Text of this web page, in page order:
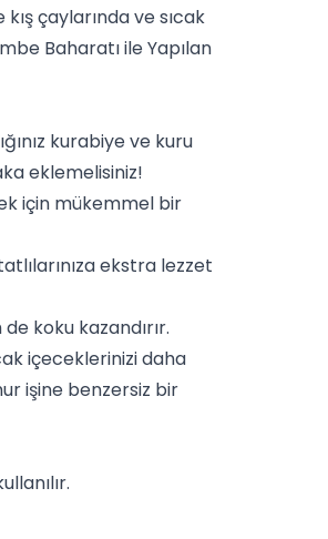
çaylarında ve sıcak
Baharatı ile Yapılan
kurabiyeve kuru
eklemelisiniz!
için mükemmel bir
ekstra lezzet
koku kazandırır.
içeceklerinizi daha
işine benzersiz bir